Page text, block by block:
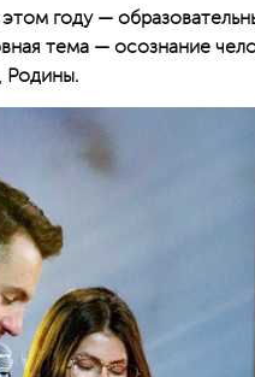
году —
тема — осознание
Родины.